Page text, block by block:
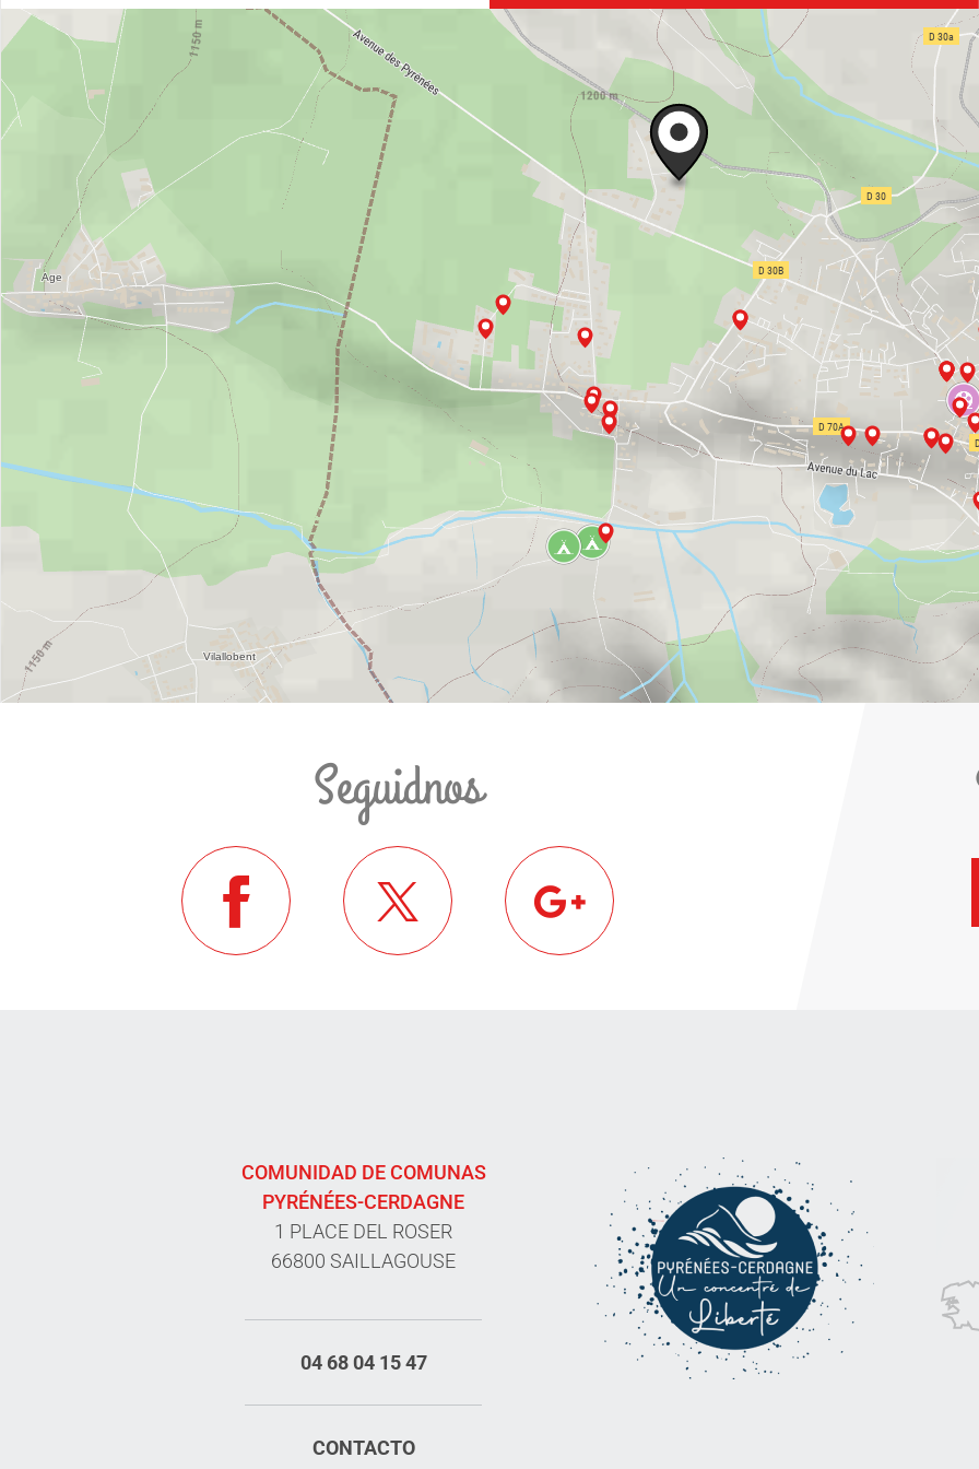
Seguidnos
COMUNIDAD DE COMUNAS
PYRÉNÉES-CERDAGNE
1 PLACE DEL ROSER
66800 SAILLAGOUSE
04 68 04 15 47
CONTACTO